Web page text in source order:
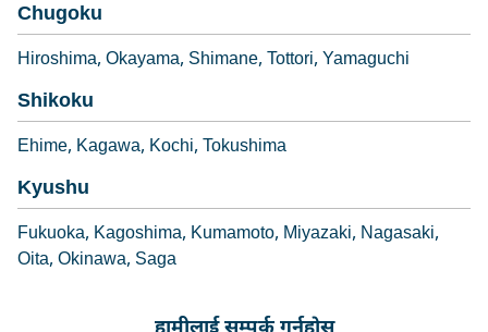
Chugoku
Hiroshima Okayama Shimane Tottori Yamaguchi
Shikoku
Ehime Kagawa Kochi Tokushima
Kyushu
Fukuoka Kagoshima Kumamoto Miyazaki Nagasaki
Oita Okinawa Saga